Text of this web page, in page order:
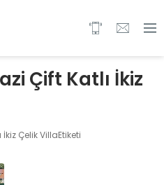
Çift Katlı İkiz
Çelik VillaEtiketi